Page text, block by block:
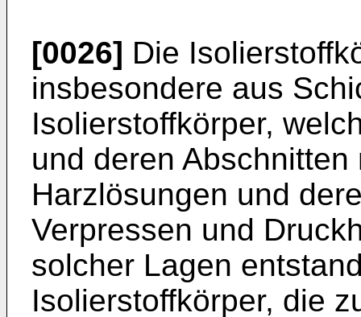
[0026] Die
insbesondere aus
Isolierstoffkörper,
und deren
Harzlösungen und
Verpressen und
solcher Lagen
Isolierstoffkörper, die